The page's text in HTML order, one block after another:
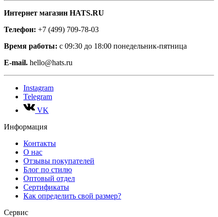
Интернет магазин HATS.RU
Телефон: +7 (499) 709-78-03
Время работы: с 09:30 до 18:00 понедельник-пятница
E-mail. hello@hats.ru
Instagram
Telegram
VK
Информация
Контакты
О нас
Отзывы покупателей
Блог по стилю
Оптовый отдел
Сертификаты
Как определить свой размер?
Сервис